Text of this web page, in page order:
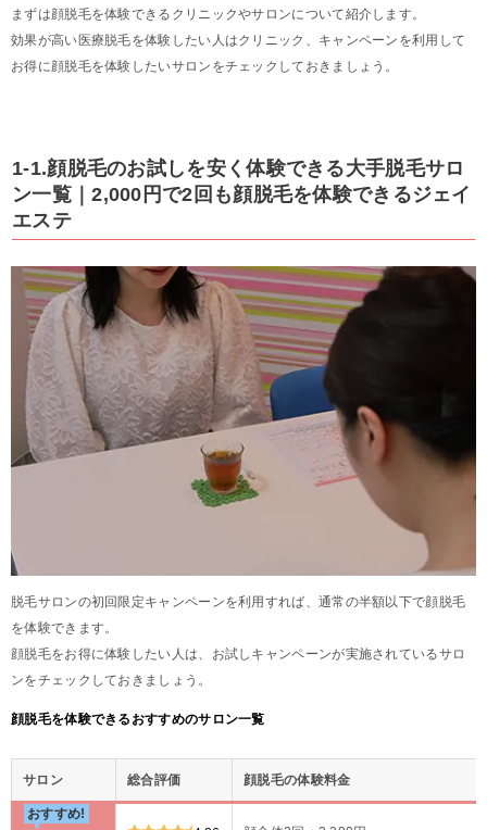
まずは顔脱毛を体験できるクリニックやサロンについて紹介します。
効果が高い医療脱毛を体験したい人はクリニック、キャンペーンを利用して
お得に顔脱毛を体験したいサロンをチェックしておきましょう。
1-1.顔脱毛のお試しを安く体験できる大手脱毛サロ
ン一覧｜2,000円で2回も顔脱毛を体験できるジェイ
エステ
脱毛サロンの初回限定キャンペーンを利用すれば、通常の半額以下で顔脱毛
を体験できます。
顔脱毛をお得に体験したい人は、お試しキャンペーンが実施されているサロ
ンをチェックしておきましょう。
顔脱毛を体験できるおすすめのサロン一覧
サロン 総合評価 顔脱毛の体験料金
おすすめ!